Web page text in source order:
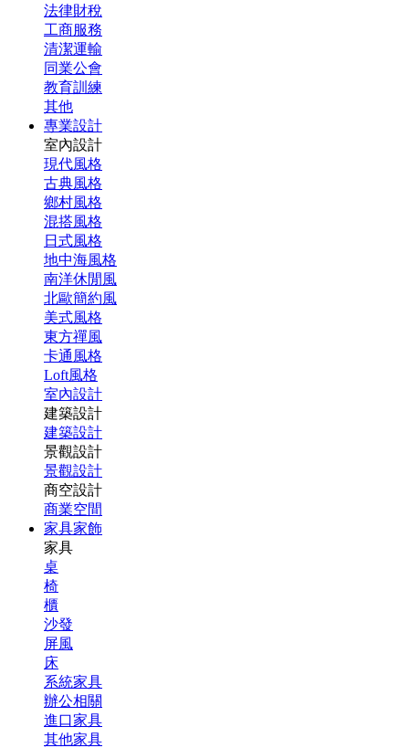
法律財稅
工商服務
清潔運輸
同業公會
教育訓練
其他
專業設計
室內設計
現代風格
古典風格
鄉村風格
混搭風格
日式風格
地中海風格
南洋休閒風
北歐簡約風
美式風格
東方禪風
卡通風格
Loft風格
室內設計
建築設計
建築設計
景觀設計
景觀設計
商空設計
商業空間
家具家飾
家具
桌
椅
櫃
沙發
屏風
床
系統家具
辦公相關
進口家具
其他家具